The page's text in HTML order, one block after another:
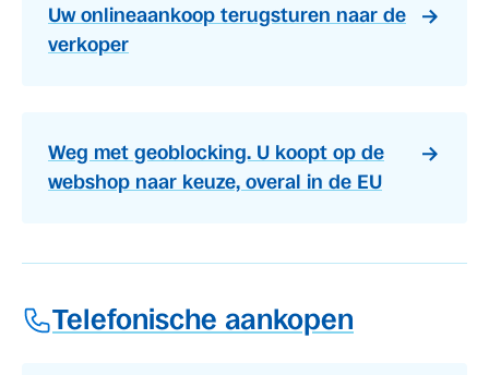
Uw onlineaankoop terugsturen naar de
verkoper
Weg met geoblocking. U koopt op de
webshop naar keuze, overal in de EU
Telefonische aankopen